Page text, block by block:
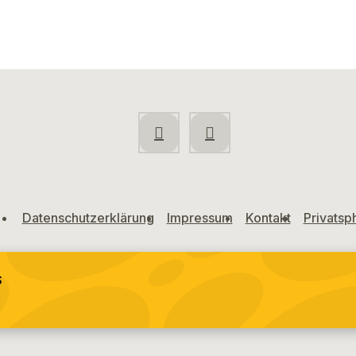
Datenschutzerklärung Impressum Kontakt